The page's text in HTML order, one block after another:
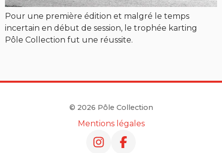
Pour une première édition et malgré le temps
incertain en début de session, le trophée karting
Pôle Collection fut une réussite.
© 2026 Pôle Collection
Mentions légales